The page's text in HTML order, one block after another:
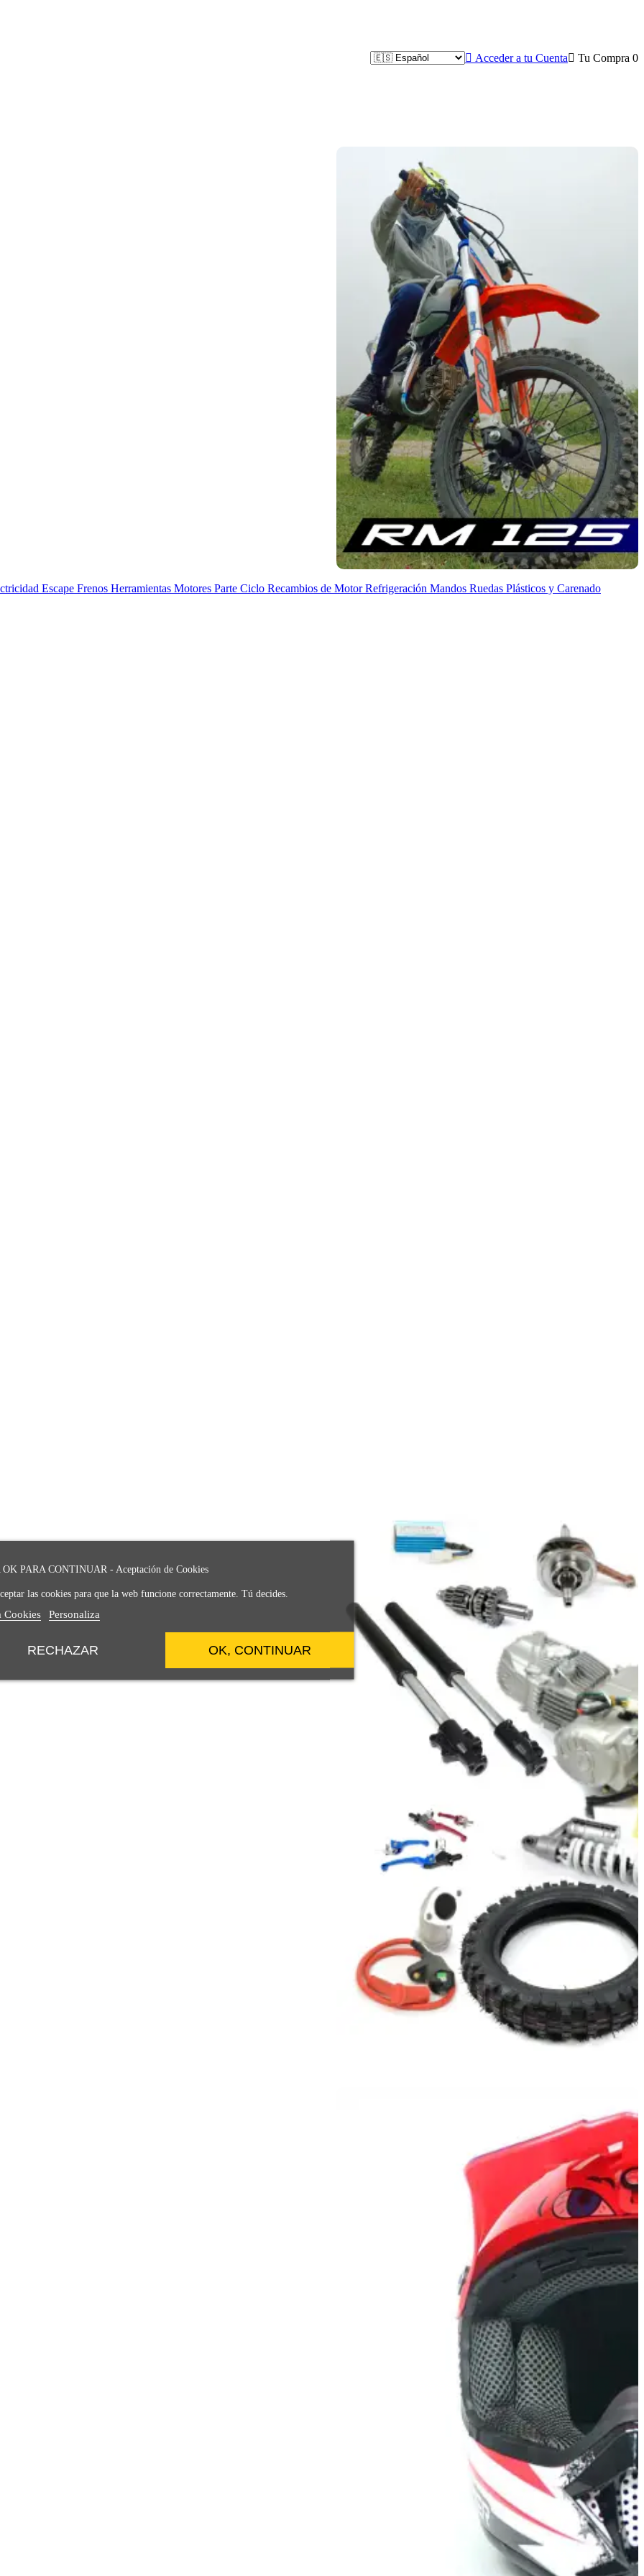
 Acceder a tu Cuenta Tu Compra 0
Escape Frenos Herramientas Motores Parte Ciclo Recambios de MotorRefrigeración Mandos Ruedas Plásticos y Carenado
PARA CONTINUAR - Aceptación de Cookies
las cookies para que la web funcione correctamente. Tú decides.
Cookies Personaliza
RECHAZAR OK, CONTINUAR